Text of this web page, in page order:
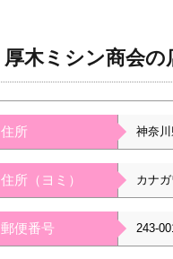
厚木ミシン商会の
住所 神奈
住所（ヨミ） カナ
郵便番号 243-